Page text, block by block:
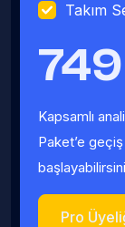
Takım
Kapsamlı
Paket’e
Pro